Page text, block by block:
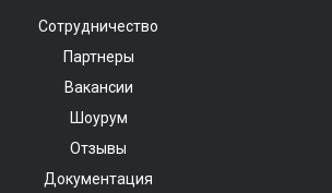
Сотрудничество
Партнеры
Вакансии
Шоурум
Отзывы
Документация